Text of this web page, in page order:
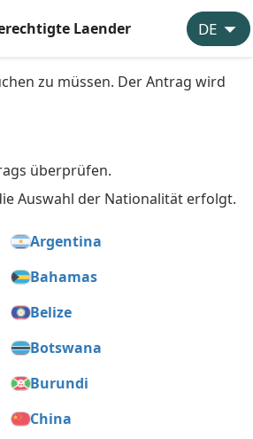
Laender
zu müssen. Der Antrag wird
überprüfen.
Auswahl der Nationalität erfolgt.
Argentina
Bahamas
Belize
Botswana
Burundi
China